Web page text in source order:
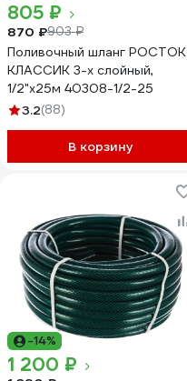
805 ₽
870 ₽903 ₽
Поливочный шланг РОСТОК
КЛАССИК 3-х слойный,
1/2"х25м 40308-1/2-25
3.2(88)
В корзину
-14%
1 200 ₽